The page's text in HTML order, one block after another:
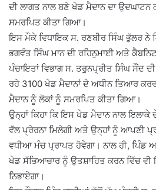
ਦੀ ਲਾਗਤ ਨਾਲ ਬਣੇ ਖੇਡ ਮੈਦਾਨ ਦਾ
ਸਮਰਪਿਤ ਕੀਤਾ ਗਿਆ।
ਇਸ ਮੌਕੇ ਵਿਧਾਇਕ ਸ. ਰਣਬੀਰ ਸਿੰਘ ਭੁੱਲਰ ਨੇ
ਭਗਵੰਤ ਸਿੰਘ ਮਾਨ ਦੀ ਰਹਿਨੁਮਾਈ ਅਤੇ
ਪੰਚਾਇਤਾਂ ਵਿਭਾਗ ਸ. ਤਰੁਨਪ੍ਰੀਤ ਸਿੰਘ ਸੌਂਦ
ਰਹੇ 3100 ਖੇਡ ਮੈਦਾਨਾਂ ਦੇ ਅਧੀਨ ਤਿਆਰ
ਮੈਦਾਨ ਨੂੰ ਲੋਕਾਂ ਨੂੰ ਸਮਰਪਿਤ ਕੀਤਾ ਗਿਆ।
ਉਨ੍ਹਾਂ ਕਿਹਾ ਕਿ ਇਸ ਖੇਡ ਮੈਦਾਨ ਨਾਲ
ਵੱਲ ਪ੍ਰੇਰਨਾ ਮਿਲੇਗੀ ਅਤੇ ਉਨ੍ਹਾਂ ਨੂੰ ਆਪਣੀ
ਵਧੀਆ ਮੰਚ ਪ੍ਰਾਪਤ ਹੋਵੇਗਾ। ਨਾਲ ਹੀ, ਪਿੰਡ
ਖੇਡ ਸੱਭਿਆਚਾਰ ਨੂੰ ਉਤਸ਼ਾਹਿਤ ਕਰਨ ਵਿੱਚ
ਨਿਭਾਏਗਾ।